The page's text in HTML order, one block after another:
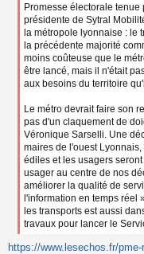
Promesse électorale
présidente de Sytral
la métropole lyonnaise : le
la précédente majorité
moins coûteuse que le
être lancé, mais il n'était
aux besoins du territoire
Le métro devrait faire son
pas d'un claquement de
Véronique Sarselli. Une
maires de l'ouest
édiles et les usagers
usager au centre de nos
améliorer la qualité de
l'information en temps réel
les transports est aussi
travaux pour lancer le
https://www.lesechos.fr/